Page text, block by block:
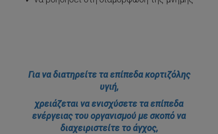
Για να διατηρείτε τα επίπεδα κορτιζόλης
υγιή,
χρειάζεται να ενισχύσετε τα επίπεδα
ενέργειας του οργανισμού με σκοπό να
διαχειριστείτε το άγχος,